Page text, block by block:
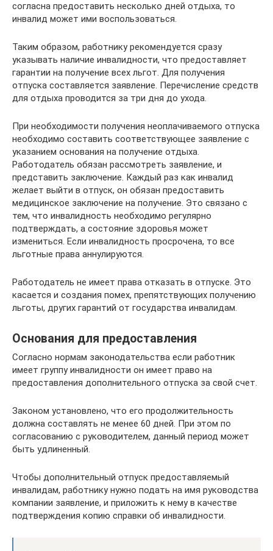
согласна предоставить несколько дней отдыха, то
инвалид может ими воспользоваться.
Таким образом, работнику рекомендуется сразу
указывать наличие инвалидности, что предоставляет
гарантии на получение всех льгот. Для получения
отпуска составляется заявление. Перечисление средств
для отдыха проводится за три дня до ухода.
При необходимости получения неоплачиваемого отпуска
необходимо составить соответствующее заявление с
указанием основания на получение отдыха.
Работодатель обязан рассмотреть заявление, и
представить заключение. Каждый раз как инвалид
желает выйти в отпуск, он обязан предоставить
медицинское заключение на получение. Это связано с
тем, что инвалидность необходимо регулярно
подтверждать, а состояние здоровья может
измениться. Если инвалидность просрочена, то все
льготные права аннулируются.
Работодатель не имеет права отказать в отпуске. Это
касается и создания помех, препятствующих получению
льготы, других гарантий от государства инвалидам.
Основания для предоставления
Согласно нормам законодательства если работник
имеет группу инвалидности он имеет право на
предоставления дополнительного отпуска за свой счет.
Законом установлено, что его продолжительность
должна составлять не менее 60 дней. При этом по
согласованию с руководителем, данный период может
быть удлиненный.
Чтобы дополнительный отпуск предоставляемый
инвалидам, работнику нужно подать на имя руководства
компании заявление, и приложить к нему в качестве
подтверждения копию справки об инвалидности.